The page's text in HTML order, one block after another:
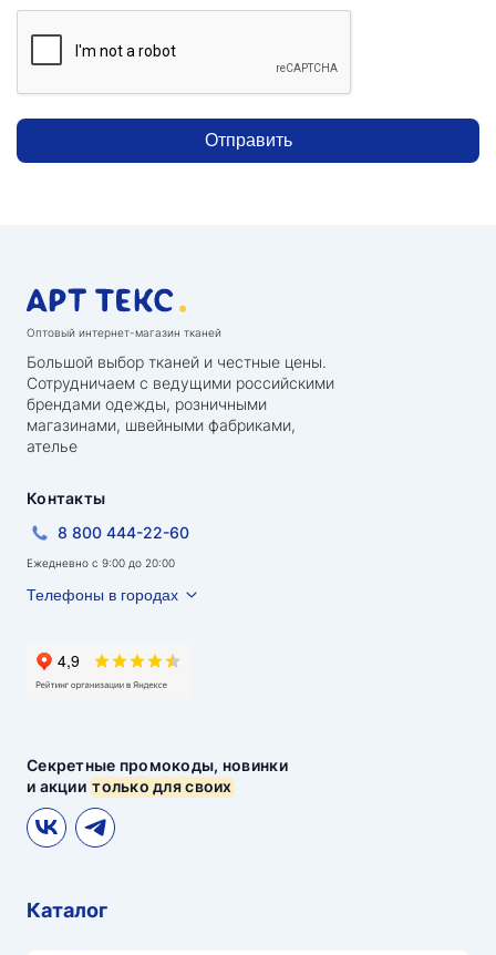
Отправить
Оптовый интернет-магазин тканей
Большой выбор тканей и честные цены.
Сотрудничаем с ведущими российскими
брендами одежды, розничными
магазинами, швейными фабриками,
ателье
Секретные промокоды, новинки
и акциитолько для своих
Контакты
8 800 444-22-60
Ежедневно с 9:00 до 20:00
Телефоны в городах
Каталог